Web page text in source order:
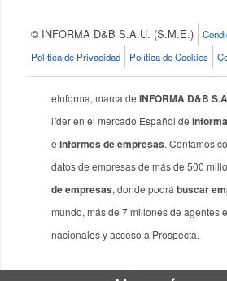
© INFORMA D&B S.A.U. (S.M.E.)
Política de Privacidad
Política de Cookies
eInforma, marca deINFORMA D&B
líder en el mercado Español de
einformes de empresas. Contamos
datos de empresas de más de 500
de empresas, donde podrábuscar
mundo, más de 7 millones de agentes
nacionales y acceso a Prospecta.